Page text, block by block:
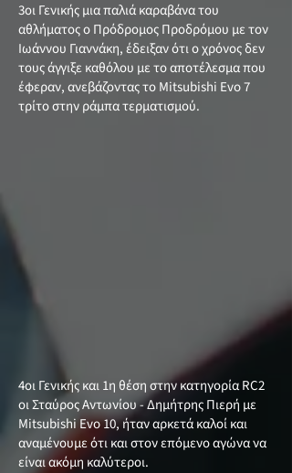
3οι Γενικής μια παλιά καραβάνα του
αθλήματος ο Πρόδρομος Προδρόμου με τον
Ιωάννου Γιαννάκη, έδειξαν ότι ο χρόνος δεν
τους άγγιξε καθόλου με το αποτέλεσμα που
έφεραν, ανεβάζοντας το Mitsubishi Evo 7
τρίτο στην ράμπα τερματισμού.
4οι Γενικής και 1η θέση στην κατηγορία RC2
οι Σταύρος Αντωνίου - Δημήτρης Πιερή με
Mitsubishi Evo 10, ήταν αρκετά καλοί και
αναμένουμε ότι και στον επόμενο αγώνα να
είναι ακόμη καλύτεροι.